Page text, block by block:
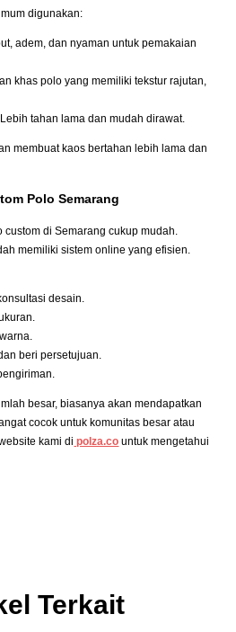
digunakan:
adem, dan nyaman untuk pemakaian
khas polo yang memiliki tekstur rajutan,
tahan lama dan mudah dirawat.
membuat kaos bertahan lebih lama dan
Polo Semarang
di Semarang cukup mudah.
memiliki sistem online yang efisien.
desain.
beri persetujuan.
besar, biasanya akan mendapatkan
cocok untuk komunitas besar atau
kami di polza.co untuk mengetahui
Terkait